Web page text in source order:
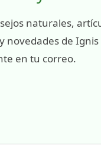
naturales,
novedades de
en tu correo.